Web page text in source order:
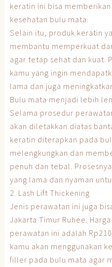
keratin ini bisa
kesehatan bulu mata.
Selain itu, produk keratin
membantu memperkuat
agar tetap sehat dan kuat.
kamu yang ingin
lama dan juga
Bulu mata menjadi lebih
Selama prosedur
akan diletakkan diatas
keratin diterapkan pada
melengkungkan dan
penuh dan tebal.
yang lama dan nyaman
2. Lash Lift Thickening
Jenis perawatan ini juga
Jakarta Timur Ruhee.
perawatan ini adalah
kamu akan menggunakan
filler pada bulu mata agar